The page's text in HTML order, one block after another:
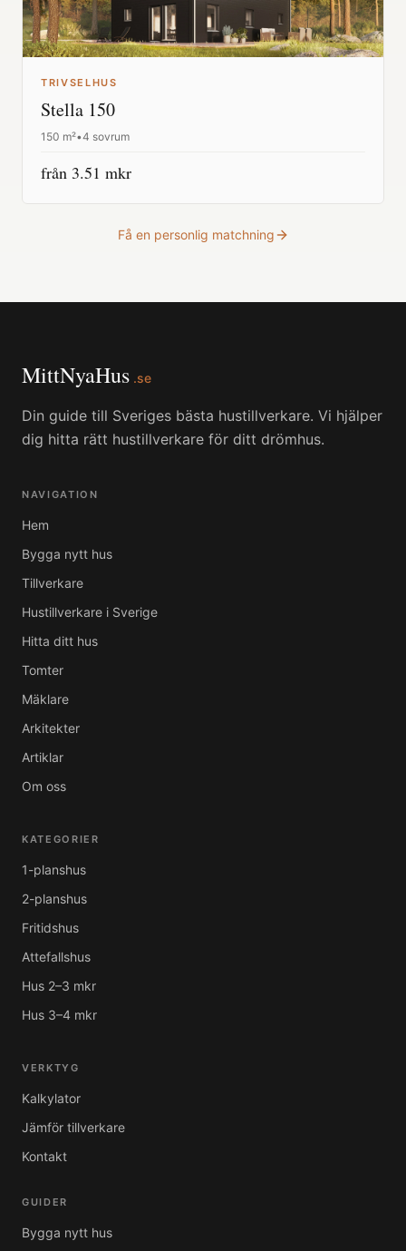
TRIVSELHUS
Stella 150
150 m²•4 sovrum
från 3.51 mkr
Få en personlig matchning
MittNyaHus .se
Din guide till Sveriges bästa hustillverkare. Vi hjälper
dig hitta rätt hustillverkare för ditt drömhus.
NAVIGATION
Hem
Bygga nytt hus
Tillverkare
Hustillverkare i Sverige
Hitta ditt hus
Tomter
Mäklare
Arkitekter
Artiklar
Om oss
KATEGORIER
1-planshus
2-planshus
Fritidshus
Attefallshus
Hus 2–3 mkr
Hus 3–4 mkr
VERKTYG
Kalkylator
Jämför tillverkare
Kontakt
GUIDER
Bygga nytt hus